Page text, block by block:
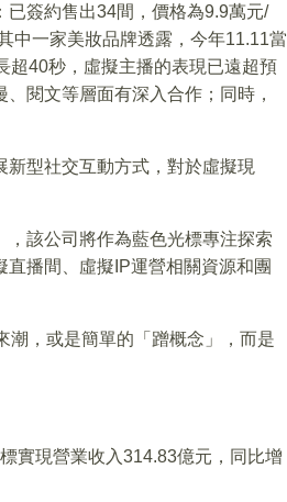
簽約售出34間，價格為9.9萬元/
中一家美妝品牌透露，今年11.11當
超40秒，虛擬主播的表現已遠超預
閱文等層面有深入合作；同時，
型社交互動方式，對於虛擬現
該公司將作為藍色光標專注探索
播間、虛擬IP運營相關資源和團
潮，或是簡單的「蹭概念」，而是
實現營業收入314.83億元，同比增